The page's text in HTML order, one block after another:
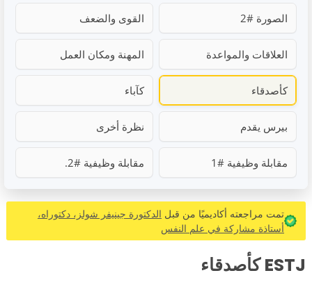
الصورة #2 القوى والضعف
العلاقات والمواعدة المهنة ومكان العمل
كأصدقاء كآباء
بيرس يقدم نظرة أخرى
مقابلة وظيفية #1 مقابلة وظيفية #2.
تمت مراجعته أكاديميًا من قبل الدكتورة جينيفر شولز، دكتوراه،
أستاذة مشاركة في علم النفس
ESTJ كأصدقاء